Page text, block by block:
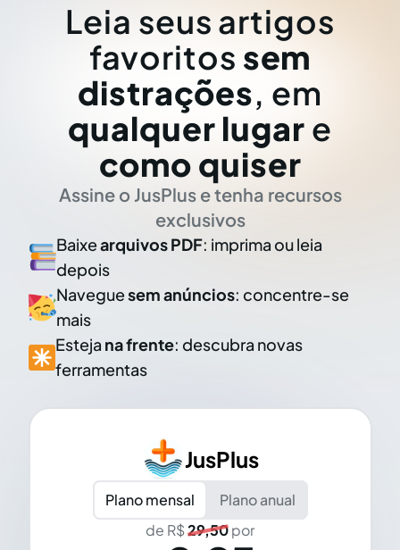
Leia seus artigos
favoritos sem
distrações, em
qualquer lugar e
como quiser
Assine o JusPlus e tenha recursos
exclusivos
Baixearquivos PDF: imprima ou leia
depois
Naveguesem anúncios: concentre-se
mais
Esteja na frente: descubra novas
ferramentas
JusPlus
Plano mensal
Plano anual
de R$29,50por